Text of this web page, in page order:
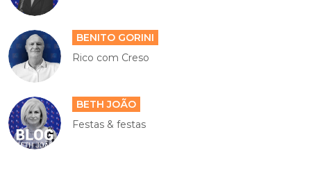
BENITO GORINI
Rico com Creso
BETH JOÃO
Festas & festas